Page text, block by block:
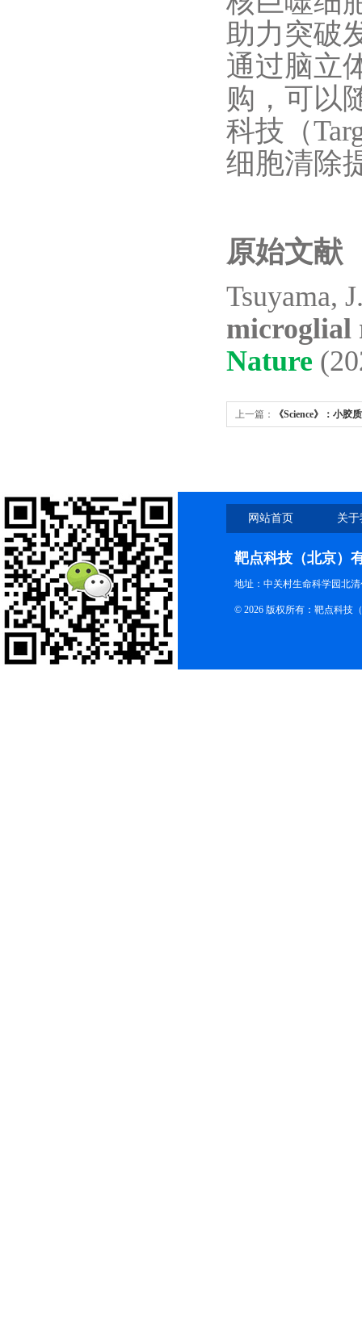
助力突破
通过脑立
购，可以
科技（
细胞清除
原始文献
Tsuyama,
microglial
Nature
上一篇： 《Science》：小
网站首页 关
靶点科技（北京）
地址：中关村生命科学园北
© 2026 版权所有：靶点科技